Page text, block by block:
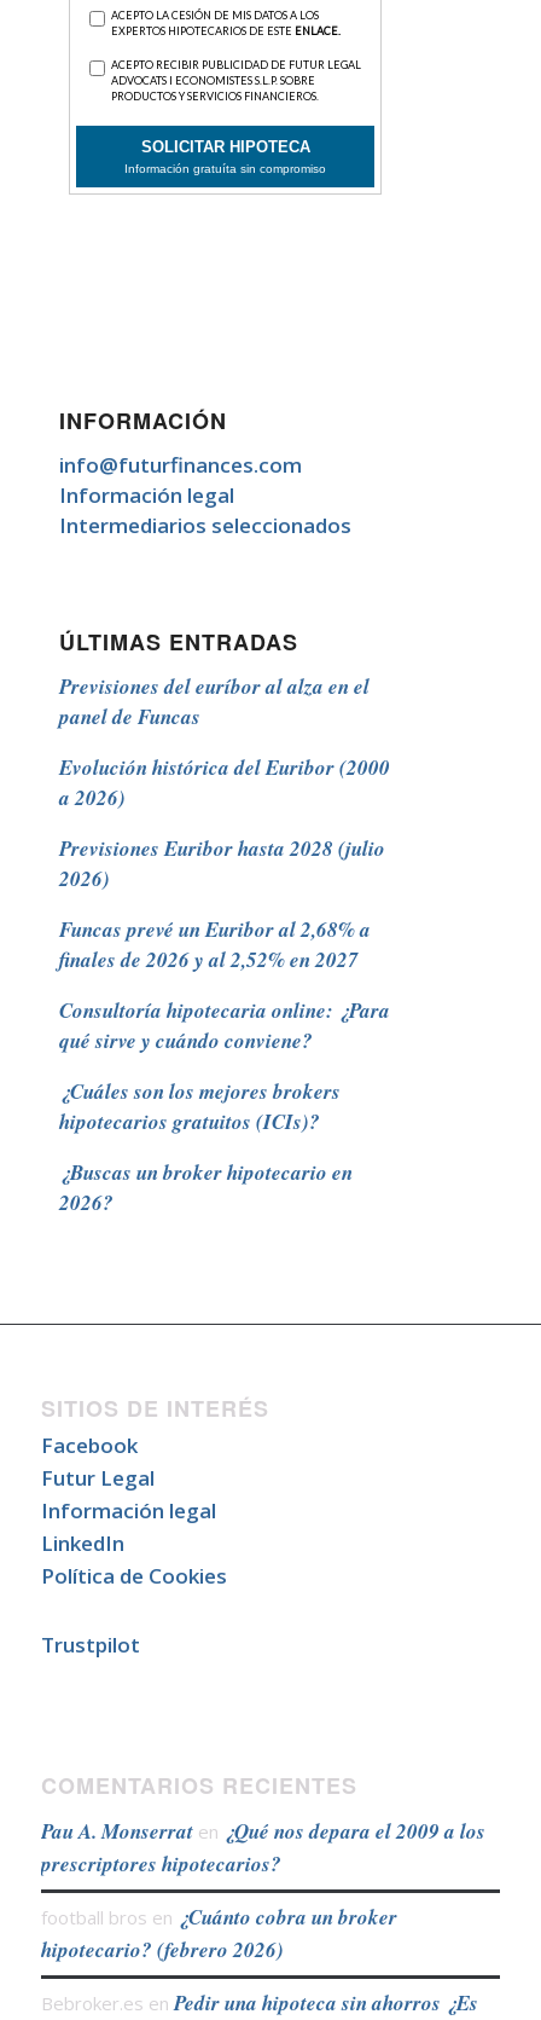
INFORMACIÓN
info@futurfinances.com
Información legal
Intermediarios seleccionados
ÚLTIMAS ENTRADAS
Previsiones del euríbor al alza en el
panel de Funcas
Evolución histórica del Euribor (2000
a 2026)
Previsiones Euribor hasta 2028 (julio
2026)
Funcas prevé un Euribor al 2,68% a
finales de 2026 y al 2,52% en 2027
Consultoría hipotecaria online: ¿Para
qué sirve y cuándo conviene?
¿Cuáles son los mejores brokers
hipotecarios gratuitos (ICIs)?
¿Buscas un broker hipotecario en
2026?
SITIOS DE INTERÉS
Facebook
Futur Legal
Información legal
LinkedIn
Política de Cookies
Trustpilot
COMENTARIOS RECIENTES
Pau A. Monserraten ¿Qué nos depara el 2009 a los
prescriptores hipotecarios?
football bros en ¿Cuánto cobra un broker
hipotecario? (febrero 2026)
Bebroker.es enPedir una hipoteca sin ahorros ¿Es